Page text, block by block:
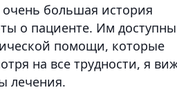
большая история
о пациенте. Им доступны
помощи, которые
на все трудности, я
лечения.